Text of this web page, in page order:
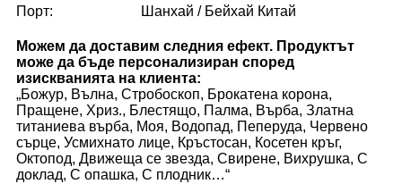
Порт:
Шанхай / Бейхай Китай
Можем да доставим следния ефект. Продуктът
може да бъде персонализиран според
изискванията на клиента:
„Божур, Вълна, Стробоскоп, Брокатена корона,
Пращене, Хриз., Блестящо, Палма, Върба, Златна
титаниева върба, Моя, Водопад, Пеперуда, Червено
сърце, Усмихнато лице, Кръстосан, Косетен кръг,
Октопод, Движеща се звезда, Свирене, Вихрушка, С
доклад, С опашка, С плодник…“